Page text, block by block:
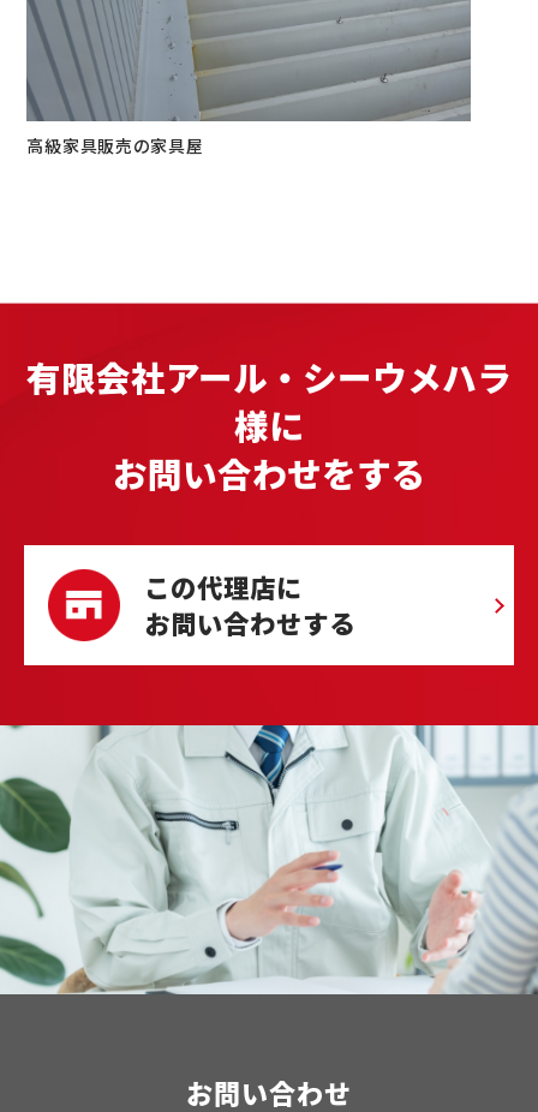
高級家具販売の家具屋
有限会社アール・シーウメハラ
様に
お問い合わせをする
この代理店に
お問い合わせする
お問い合わせ